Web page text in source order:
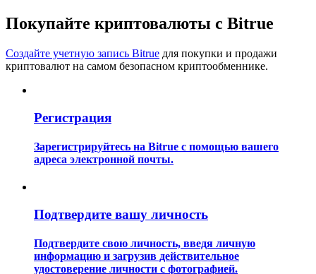
Гид
Узнайте, как оставаться прибыльным
Покупайте криптовалюты с Bitrue
Создайте учетную запись Bitrue для покупки и продажи
криптовалют на самом безопасном криптообменнике.
Регистрация
Зарегистрируйтесь на Bitrue с помощью вашего
адреса электронной почты.
Подтвердите вашу личность
Подтвердите свою личность, введя личную
информацию и загрузив действительное
удостоверение личности с фотографией.